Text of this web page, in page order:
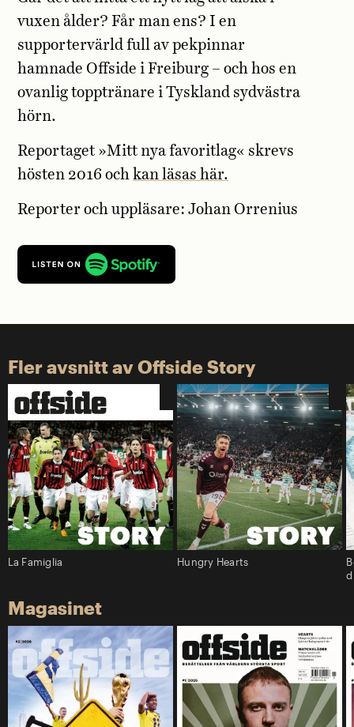
vuxen ålder? Får man ens? I en
supportervärld full av pekpinnar
hamnade Offside i Freiburg – och hos en
ovanlig topptränare i Tyskland sydvästra
hörn.
Reportaget »Mitt nya favoritlag« skrevs
hösten 2016 ochkan läsas här.
Reporter och uppläsare: Johan Orrenius
Fler avsnitt av Offside Story
La Famiglia Hungry Hearts
Magasinet